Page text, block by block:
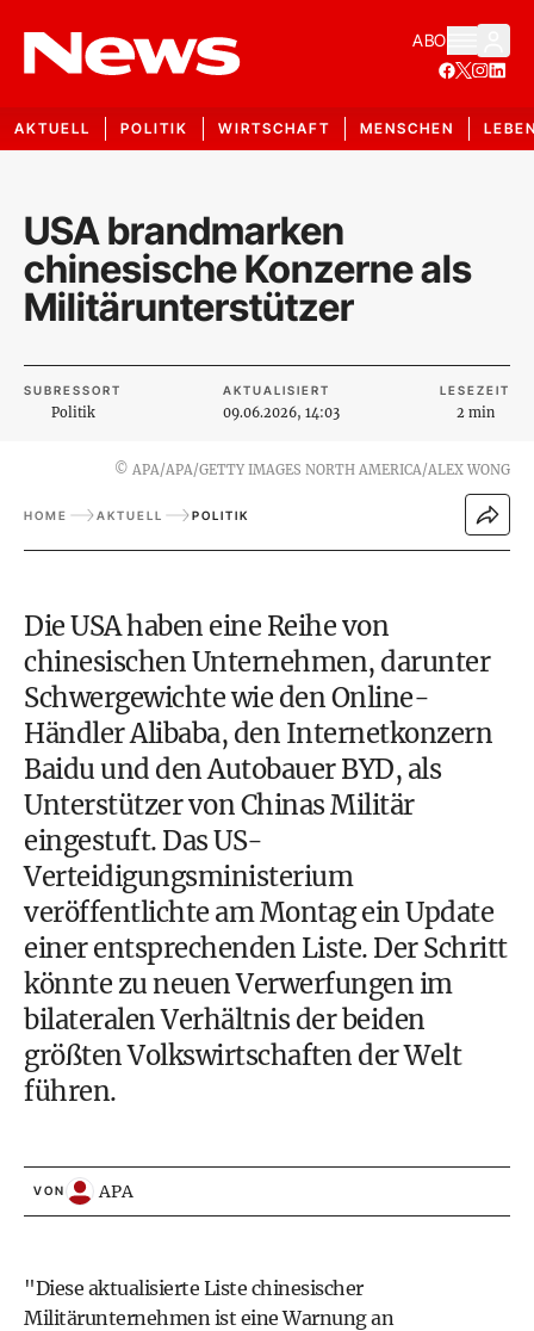
ABO
AKTUELL POLITIK WIRTSCHAFT MENSCHEN
USA brandmarken
chinesische Konzerne als
Militärunterstützer
SUBRESSORT
Politik
AKTUALISIERT
09.06.2026, 14:03
LESEZEIT
2 min
© APA/APA/GETTY IMAGES NORTH AMERICA/ALEX WONG
HOME AKTUELL POLITIK
Die USA haben eine Reihe von
chinesischen Unternehmen, darunter
Schwergewichte wie den Online-
Händler Alibaba, den Internetkonzern
Baidu und den Autobauer BYD, als
Unterstützer von Chinas Militär
eingestuft. Das US-
Verteidigungsministerium
veröffentlichte am Montag ein Update
einer entsprechenden Liste. Der Schritt
könnte zu neuen Verwerfungen im
bilateralen Verhältnis der beiden
größten Volkswirtschaften der Welt
führen.
VON APA
"Diese aktualisierte Liste chinesischer
Militärunternehmen ist eine Warnung an